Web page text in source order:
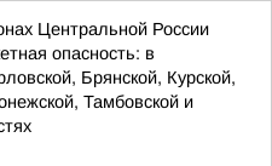
Центральной России
опасность: в
Брянской, Курской,
Тамбовской и